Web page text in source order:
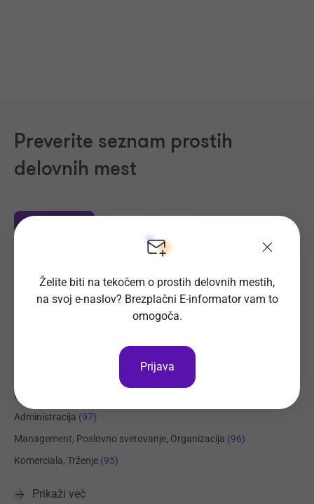
Preverite seznam prostih
delovnih mest
Področja dela
Tehnične storitve, Mehanika(322)
(225)
Strojništvo, Metalurgija, Rudarstvo
Prehrambena industrija, Živilstvo (139)
Elektrotehnika, Elektronika, Telekomunikacije
Administracija (97)
Management, Poslovno svetovanje, Organizacija (96)
Komerciala, Trženje (95)
Prikaži več
Želite biti na tekočem o prostih delovnih mestih,
na svoj e-naslov? Brezplačni E-informator vam to
omogoča.
Prijava